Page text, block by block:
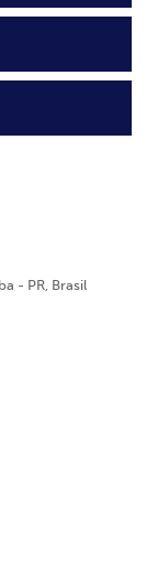
- PR, Brasil